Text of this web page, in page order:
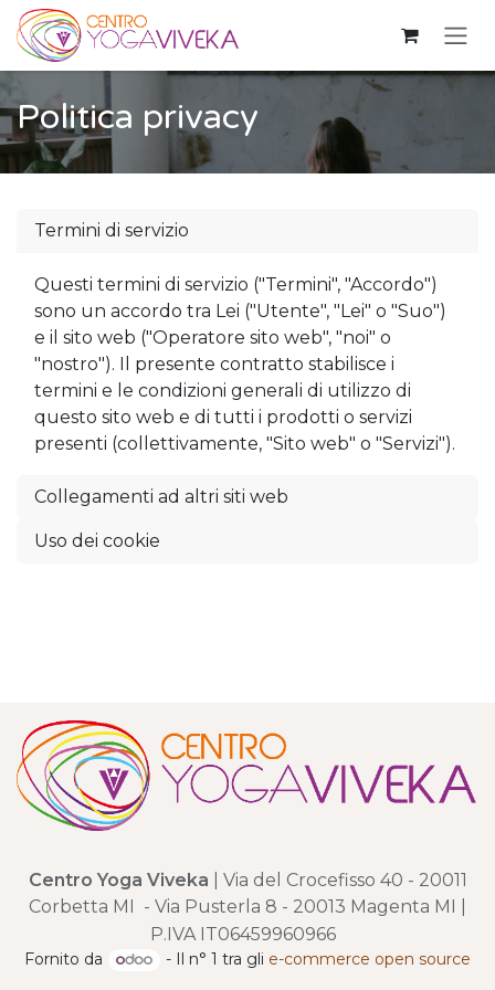
Passa al contenuto
Politica privacy
Termini di servizio
Questi termini di servizio ("Termini", "Accordo")
sono un accordo tra Lei ("Utente", "Lei" o "Suo")
e il sito web ("Operatore sito web", "noi" o
"nostro"). Il presente contratto stabilisce i
termini e le condizioni generali di utilizzo di
questo sito web e di tutti i prodotti o servizi
presenti (collettivamente, "Sito web" o "Servizi").
Collegamenti ad altri siti web
Uso dei cookie
Centro Yoga Viveka
| Via del Crocefisso 40 - 20011
Corbetta MI - Via Pusterla 8 - 20013 Magenta MI |
P.IVA IT06459960966
Fornito da - Il n° 1 tra gli e-commerce open source